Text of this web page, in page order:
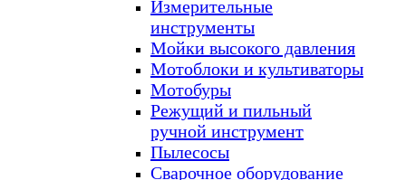
Измерительные
инструменты
Мойки высокого давления
Мотоблоки и культиваторы
Мотобуры
Режущий и пильный
ручной инструмент
Пылесосы
Сварочное оборудование